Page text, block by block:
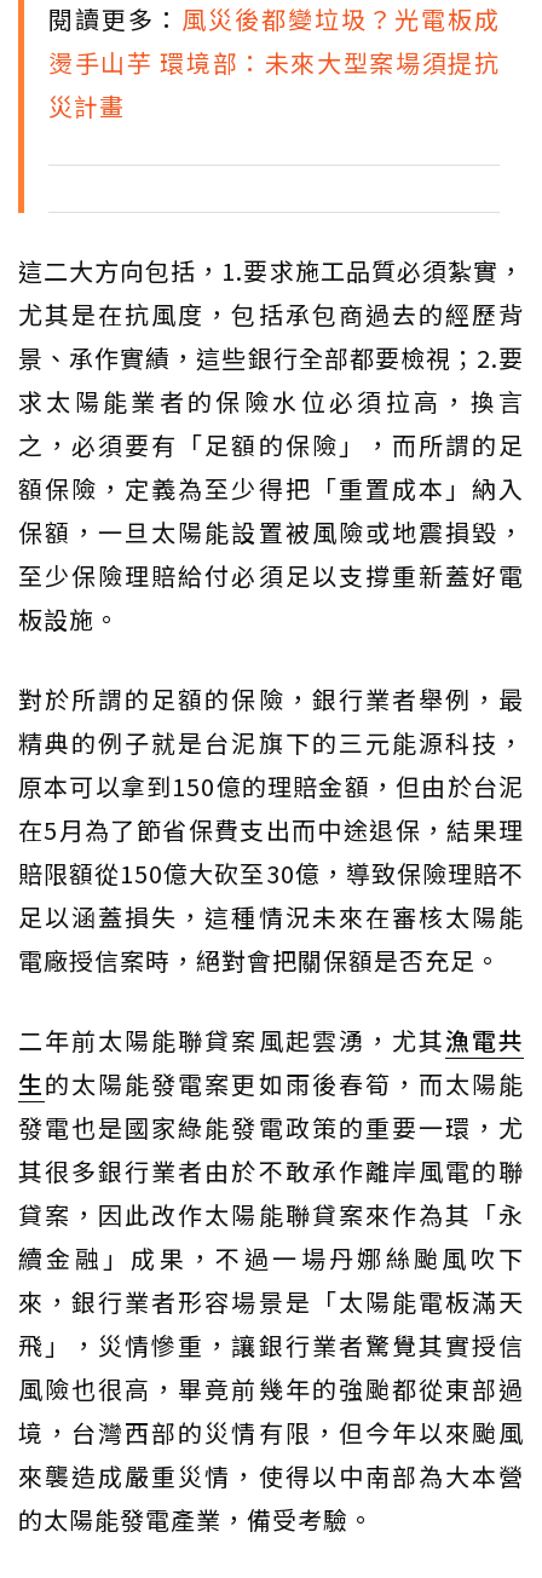
閱讀更多： 風災後都變垃圾？光電板成
燙手山芋 環境部：未來大型案場須提抗
災計畫
這二大方向包括，1.要求施工品質必須紮實，
尤其是在抗風度，包括承包商過去的經歷背
景、承作實績，這些銀行全部都要檢視；2.要
求太陽能業者的保險水位必須拉高，換言
之，必須要有「足額的保險」，而所謂的足
額保險，定義為至少得把「重置成本」納入
保額，一旦太陽能設置被風險或地震損毀，
至少保險理賠給付必須足以支撐重新蓋好電
板設施。
對於所謂的足額的保險，銀行業者舉例，最
精典的例子就是台泥旗下的三元能源科技，
原本可以拿到150億的理賠金額，但由於台泥
在5月為了節省保費支出而中途退保，結果理
賠限額從150億大砍至30億，導致保險理賠不
足以涵蓋損失，這種情況未來在審核太陽能
電廠授信案時，絕對會把關保額是否充足。
二年前太陽能聯貸案風起雲湧，尤其漁電共
生的太陽能發電案更如雨後春筍，而太陽能
發電也是國家綠能發電政策的重要一環，尤
其很多銀行業者由於不敢承作離岸風電的聯
貸案，因此改作太陽能聯貸案來作為其「永
續金融」成果，不過一場丹娜絲颱風吹下
來，銀行業者形容場景是「太陽能電板滿天
飛」，災情慘重，讓銀行業者驚覺其實授信
風險也很高，畢竟前幾年的強颱都從東部過
境，台灣西部的災情有限，但今年以來颱風
來襲造成嚴重災情，使得以中南部為大本營
的太陽能發電產業，備受考驗。